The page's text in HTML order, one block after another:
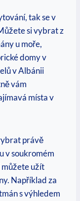
tak se v
si vybrat z
u moře,
domy⁢ v
⁤v Albánii
vám
místa v⁢
právě
v⁢ soukromém
můžete užít
Například za
s ‌výhledem